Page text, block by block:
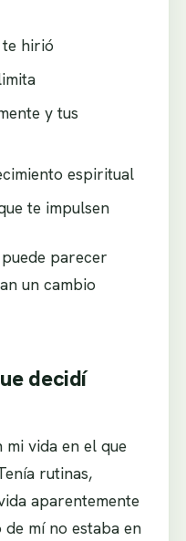
te hirió
y tus
espiritual
te impulsen
parecer
un cambio
decidí
mi vida en el que
rutinas,
aparentemente
mí no estaba en